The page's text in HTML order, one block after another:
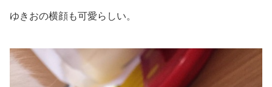
ゆきおの横顔も可愛らしい。